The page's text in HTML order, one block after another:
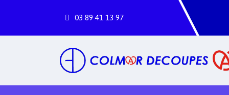
03
13